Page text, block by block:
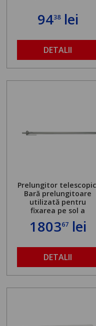
9438lei
DETALII
Prelungitor
Bară prelungitoare
utilizată pentru
fixarea pe sol a
standului mașinii de
găurit în locul
maximă admisă de 500
kg și înălțime reglabilă
de la 1,8 la 2,9 m
180367lei
DETALII